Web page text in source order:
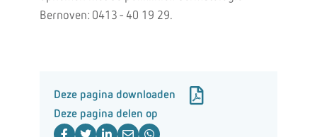
Bernoven: 0413 - 40 19 29.
Deze pagina downloaden
Deze pagina delen op